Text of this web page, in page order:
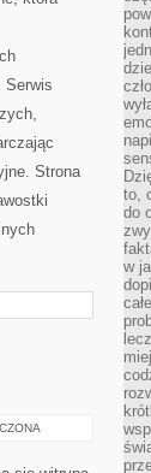
Serwis
Strona
to,
do
w